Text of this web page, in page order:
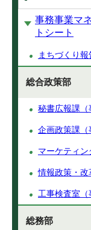
事務事業マ
トシート
まちづくり報
総合政策部
秘書広報課（
企画政策課（
マーケティン
情報政策・改
工事検査室（
総務部